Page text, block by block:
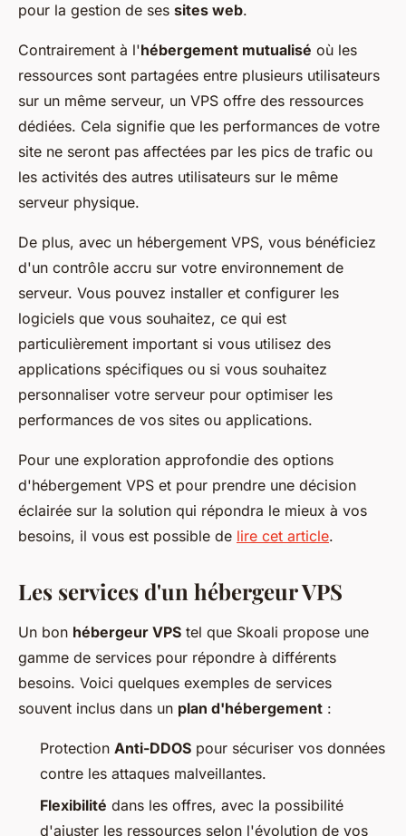
pour la gestion de ses sites web.
Contrairement à l'hébergement mutualisé où les
ressources sont partagées entre plusieurs utilisateurs
sur un même serveur, un VPS offre des ressources
dédiées. Cela signifie que les performances de votre
site ne seront pas affectées par les pics de trafic ou
les activités des autres utilisateurs sur le même
serveur physique.
De plus, avec un hébergement VPS, vous bénéficiez
d'un contrôle accru sur votre environnement de
serveur. Vous pouvez installer et configurer les
logiciels que vous souhaitez, ce qui est
particulièrement important si vous utilisez des
applications spécifiques ou si vous souhaitez
personnaliser votre serveur pour optimiser les
performances de vos sites ou applications.
Pour une exploration approfondie des options
d'hébergement VPS et pour prendre une décision
éclairée sur la solution qui répondra le mieux à vos
besoins, il vous est possible de lire cet article.
Les services d'un hébergeur VPS
Un bon hébergeur VPS tel que Skoali propose une
gamme de services pour répondre à différents
besoins. Voici quelques exemples de services
souvent inclus dans un plan d'hébergement :
Protection Anti-DDOS pour sécuriser vos données
contre les attaques malveillantes.
Flexibilité dans les offres, avec la possibilité
d'ajuster les ressources selon l'évolution de vos